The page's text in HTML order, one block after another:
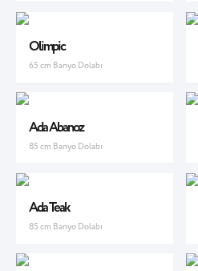
Olimpic
65 cm Banyo Dolabı
Ada Abanoz
85 cm Banyo Dolabı
Ada Teak
85 cm Banyo Dolabı